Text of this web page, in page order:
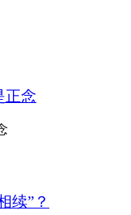
正念
续”？